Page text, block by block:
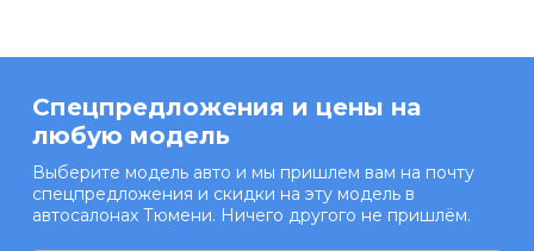
Спецпредложения и цены на
любую модель
Выберите модель авто и мы пришлем вам на почту
спецпредложения и скидки на эту модель в
автосалонах Тюмени. Ничего другого не пришлём.